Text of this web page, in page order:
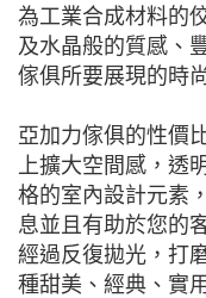
為工業合成材料的
及水晶般的質感、
傢俱所要展現的時
亞加力傢俱的性價
上擴大空間感，透
格的室內設計元素
息並且有助於您的
經過反復拋光，打
種甜美、經典、實